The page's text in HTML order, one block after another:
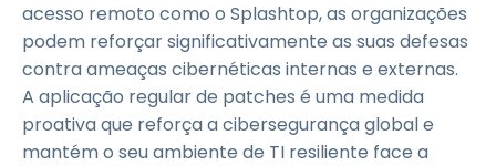
acesso remoto como o Splashtop, as organizações
podem reforçar significativamente as suas defesas
contra ameaças cibernéticas internas e externas.
A aplicação regular de patches é uma medida
proativa que reforça a cibersegurança global e
mantém o seu ambiente de TI resiliente face a